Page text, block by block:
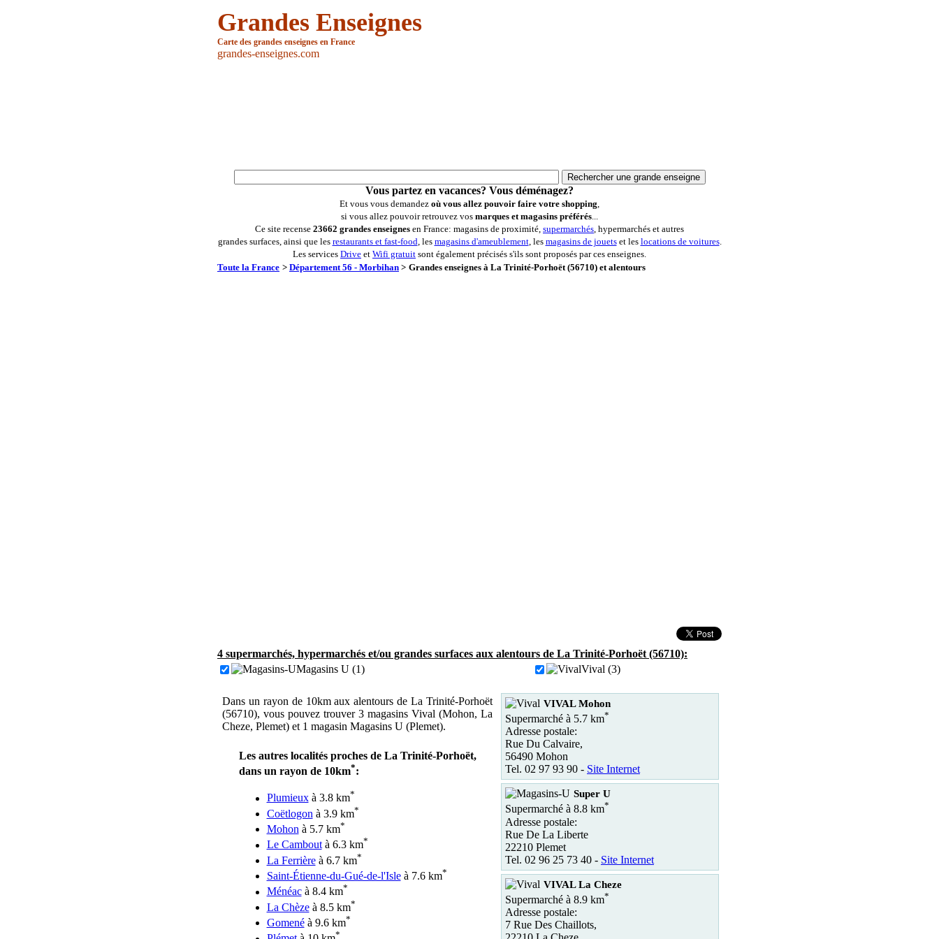
Grandes Enseignes
Carte des grandes enseignes en France
grandes-enseignes.com
Vous partez en vacances? Vous déménagez?
Et vous vous demandez où vous allez pouvoir faire votre shopping,
si vous allez pouvoir retrouvez vos marques et magasins préférés...
Ce site recense 23662 grandes enseignes en France: magasins de proximité, supermarchés, hypermarchés et autres
grandes surfaces, ainsi que les restaurants et fast-food, les magasins d'ameublement, les magasins de jouetset les locations de voitures.
Les services Drive et Wifi gratuit sont également précisés s'ils sont proposés par ces enseignes.
Toute la France > Département 56 - Morbihan > Grandes enseignes à La Trinité-Porhoët (56710) et alentours
4 supermarchés, hypermarchés et/ou grandes surfaces aux alentours de La Trinité-Porhoët (56710):
Magasins U (1)
Vival (3)
Dans un rayon de 10km aux alentours de La Trinité-Porhoët
(56710), vous pouvez trouver 3 magasins Vival (Mohon, La
Cheze, Plemet) et 1 magasin Magasins U (Plemet).
Les autres localités proches de La Trinité-Porhoët,
dans un rayon de 10km*:
Plumieuxà 3.8 km*
Coëtlogon à 3.9 km*
Mohon à 5.7 km*
Le Camboutà 6.3 km*
La Ferrièreà 6.7 km*
Saint-Étienne-du-Gué-de-l'Isleà 7.6 km*
Ménéacà 8.4 km*
La Chèzeà 8.5 km*
Gomenéà 9.6 km*
*
VIVAL Mohon
Supermarché à 5.7 km*
Adresse postale:
Rue Du Calvaire,
56490 Mohon
Tel. 02 97 93 90 - Site Internet
Super U
Supermarché à 8.8 km*
Adresse postale:
Rue De La Liberte
22210 Plemet
Tel. 02 96 25 73 40 - Site Internet
VIVAL La Cheze
Supermarché à 8.9 km*
Adresse postale:
7 Rue Des Chaillots,